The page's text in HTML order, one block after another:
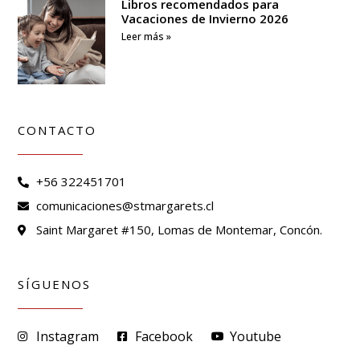
Libros recomendados para
Vacaciones de Invierno 2026
Leer más »
CONTACTO
+56 322451701
comunicaciones@stmargarets.cl
Saint Margaret #150, Lomas de Montemar, Concón.
SÍGUENOS
Instagram Facebook Youtube